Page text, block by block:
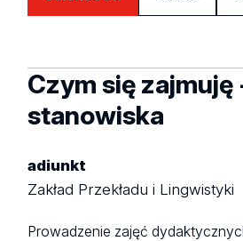
Czym się zajmuję
stanowiska
adiunkt
Zakład Przekładu i Lingwistyki
Prowadzenie zajęć